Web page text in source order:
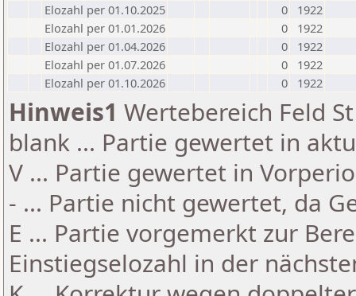
Elozahl per 01.10.2025
0
1922
Elozahl per 01.01.2026
0
1922
Elozahl per 01.04.2026
0
1922
Elozahl per 01.07.2026
0
1922
Elozahl per 01.10.2026
0 1922
Hinweis1 Wertebereich Feld
blank ... Partie gewertet in
V ... Partie gewertet in
- ... Partie nicht gewertet, da
E ... Partie vorgemerkt zur
Einstiegselozahl in der